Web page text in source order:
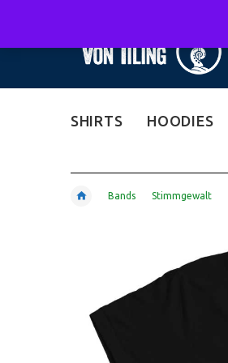
SHIRTS HOODIES
Bands Stimmgewalt